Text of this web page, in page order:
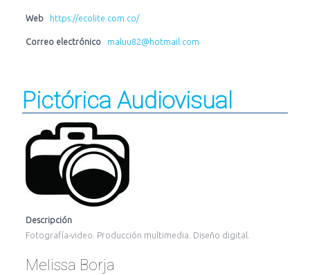
Web https://ecolite.com.co/
Correo electrónico maluu82@hotmail.com
Pictórica Audiovisual
Descripción
Fotografía-video. Producción multimedia. Diseño digital.
Melissa Borja